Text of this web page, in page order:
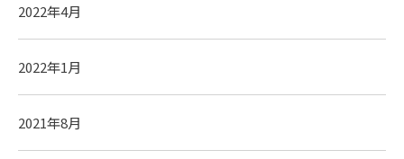
2022年4月
2022年1月
2021年8月